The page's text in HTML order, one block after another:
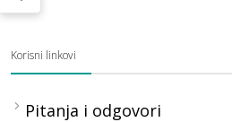
Korisni linkovi
Pitanja i odgovori